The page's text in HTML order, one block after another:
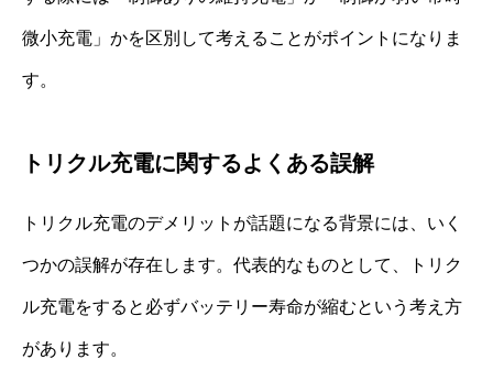
微小充電」かを区別して考えることがポイントになりま
す。
トリクル充電に関するよくある誤解
トリクル充電のデメリットが話題になる背景には、いく
つかの誤解が存在します。代表的なものとして、トリク
ル充電をすると必ずバッテリー寿命が縮むという考え方
があります。